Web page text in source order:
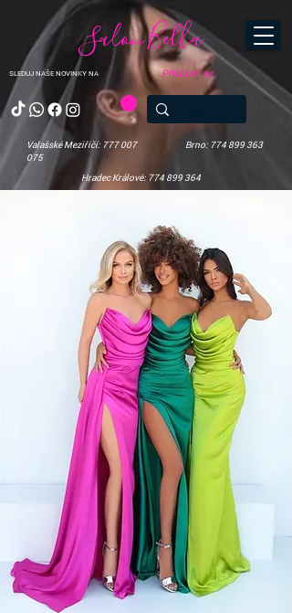
SLEDUJ NAŠE NOVINKY NA
Salon Bella
Valašské Meziříčí: 777 007
075
Brno: 774 899 363
Hradec Králové: 774 899 364
Přihlásit se